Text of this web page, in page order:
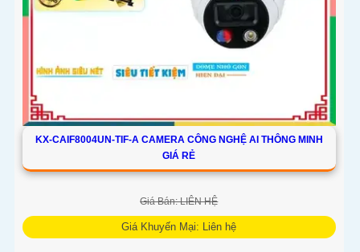
KX-CAIF8004UN-TIF-A CAMERA CÔNG NGHỆ AI THÔNG MINH
GIÁ RẺ
Giá Bán: LIÊN HỆ
Giá Khuyến Mại: Liên hệ